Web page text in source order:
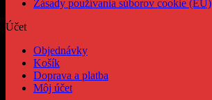
Zásady používania súborov cookie (EÚ)
Účet
Objednávky
Košík
Doprava a platba
Môj účet